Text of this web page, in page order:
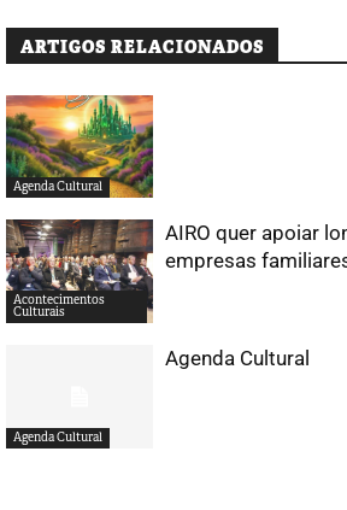
ARTIGOS RELACIONADOS
Agenda Cultural
Acontecimentos
Culturais
AIRO quer apoiar
empresas
Agenda Cultural
Agenda Cultural